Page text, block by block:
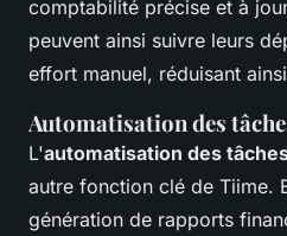
comptabilité précise et à
peuvent ainsi suivre leurs
effort manuel, réduisant
Automatisation des
L'automatisation des
autre fonction clé de Tiime.
génération de rapports